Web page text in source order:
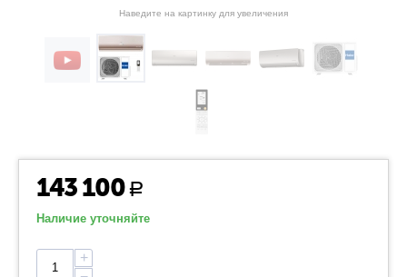
Наведите на картинку для увеличения
143 100 Р
Наличие уточняйте
+